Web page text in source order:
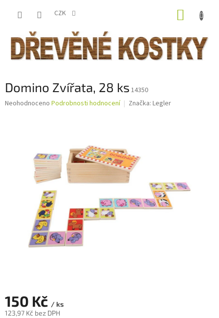
CZK
Domino Zvířata, 28 ks 14350
Průměrné
hvězdiček.
Neohodnoceno Podrobnosti hodnocení Značka: Legler
150 Kč / ks
123,97 Kč bez DPH